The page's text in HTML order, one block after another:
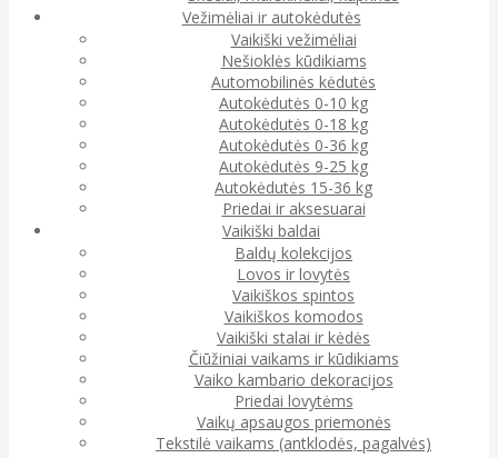
Vežimėliai ir autokėdutės
Vaikiški vežimėliai
Nešioklės kūdikiams
Automobilinės kėdutės
Autokėdutės 0-10 kg
Autokėdutės 0-18 kg
Autokėdutės 0-36 kg
Autokėdutės 9-25 kg
Autokėdutės 15-36 kg
Priedai ir aksesuarai
Vaikiški baldai
Baldų kolekcijos
Lovos ir lovytės
Vaikiškos spintos
Vaikiškos komodos
Vaikiški stalai ir kėdės
Čiūžiniai vaikams ir kūdikiams
Vaiko kambario dekoracijos
Priedai lovytėms
Vaikų apsaugos priemonės
Tekstilė vaikams (antklodės, pagalvės)